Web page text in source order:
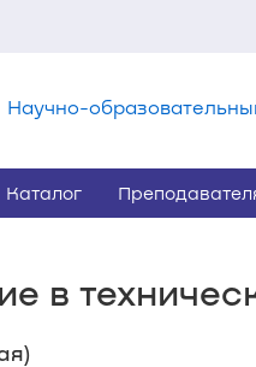
Научно-
Каталог
в